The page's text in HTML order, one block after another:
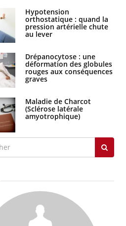
Hypotension
orthostatique : quand la
pression artérielle chute
au lever
Drépanocytose : une
déformation des globules
rouges aux conséquences
graves
Maladie de Charcot
(Sclérose latérale
amyotrophique)